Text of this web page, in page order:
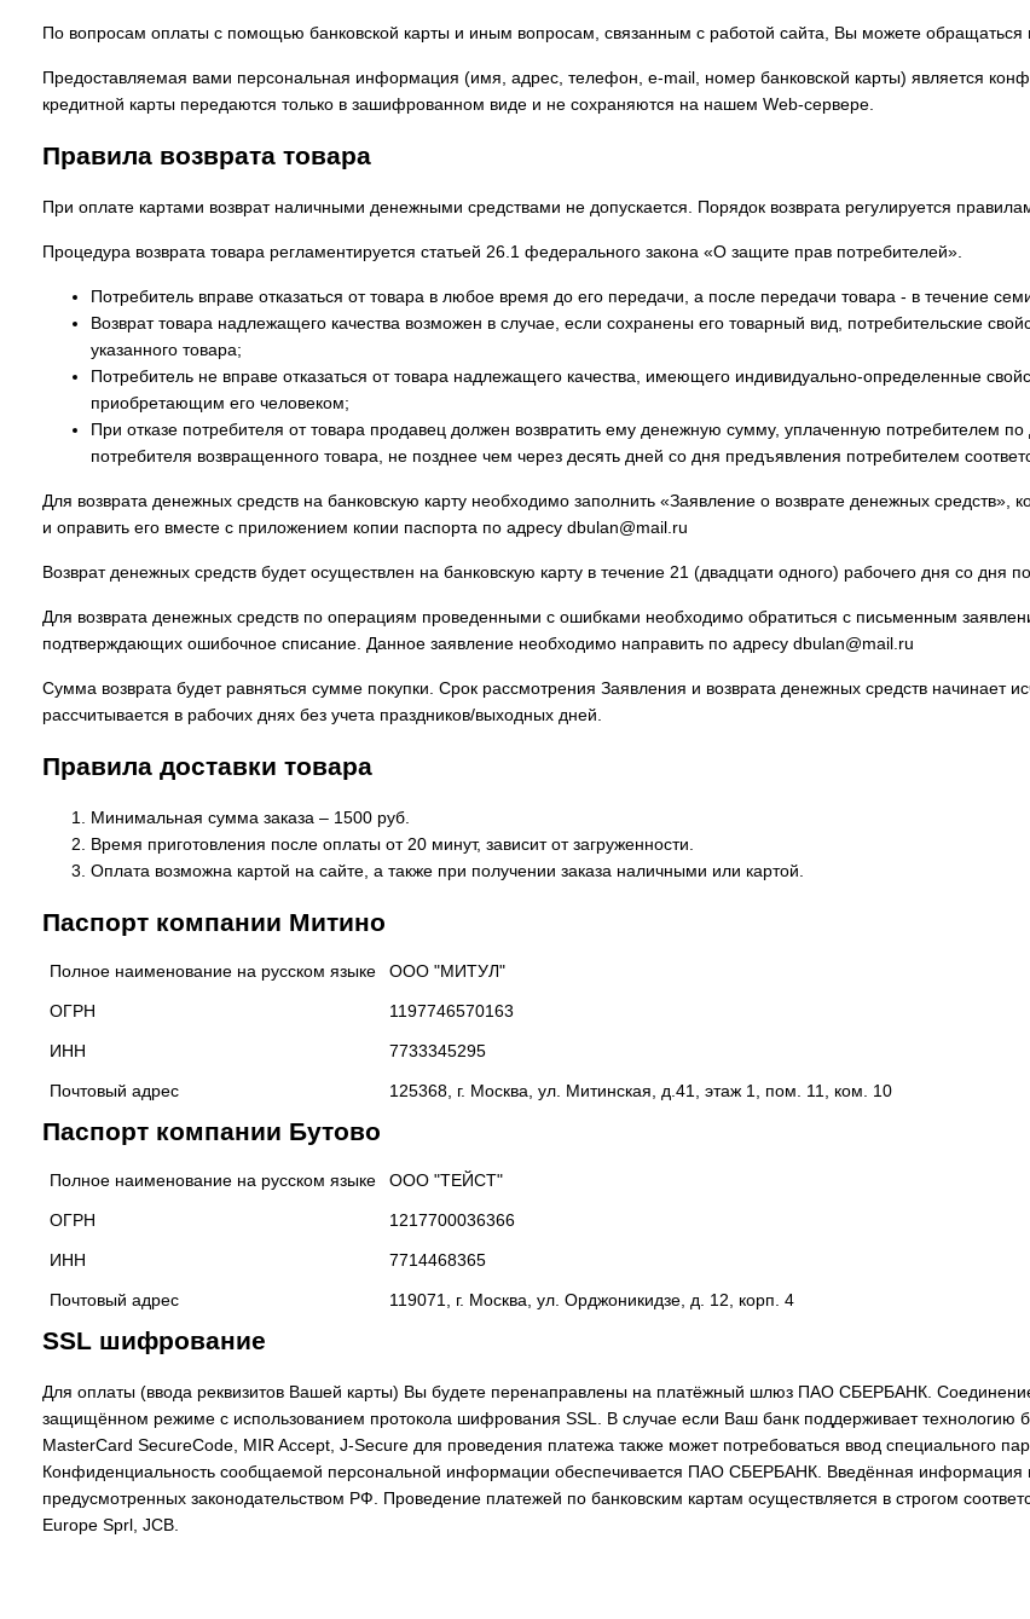
По вопросам оплаты с помощью банковской карты и иным вопросам, связанным с работой сайта, Вы можете
Предоставляемая вами персональная информация (имя, адрес, телефон, e-mail, номер банковской карты) является
кредитной карты передаются только в зашифрованном виде и не сохраняются на нашем Web-сервере.
Правила возврата товара
При оплате картами возврат наличными денежными средствами не допускается. Порядок возврата регулируется
Процедура возврата товара регламентируется статьей 26.1 федерального закона «О защите прав потребителей».
Потребитель вправе отказаться от товара в любое время до его передачи, а после передачи товара - в течение
Возврат товара надлежащего качества возможен в случае, если сохранены его товарный вид, потребительские
указанного товара;
Потребитель не вправе отказаться от товара надлежащего качества, имеющего индивидуально-определенные
приобретающим его человеком;
При отказе потребителя от товара продавец должен возвратить ему денежную сумму, уплаченную потребителем
потребителя возвращенного товара, не позднее чем через десять дней со дня предъявления потребителем
Для возврата денежных средств на банковскую карту необходимо заполнить «Заявление о возврате денежных
и оправить его вместе с приложением копии паспорта по адресу dbulan@mail.ru
Возврат денежных средств будет осуществлен на банковскую карту в течение 21 (двадцати одного) рабочего дня со
Для возврата денежных средств по операциям проведенными с ошибками необходимо обратиться с письменным
подтверждающих ошибочное списание. Данное заявление необходимо направить по адресу dbulan@mail.ru
Сумма возврата будет равняться сумме покупки. Срок рассмотрения Заявления и возврата денежных средств начинает
рассчитывается в рабочих днях без учета праздников/выходных дней.
Правила доставки товара
Минимальная сумма заказа – 1500 руб.
Время приготовления после оплаты от 20 минут, зависит от загруженности.
Оплата возможна картой на сайте, а также при получении заказа наличными или картой.
Паспорт компании Митино
Полное наименование на русском языке ООО "МИТУЛ"
ОГРН 1197746570163
ИНН 7733345295
Почтовый адрес 125368, г. Москва, ул. Митинская, д.41, этаж 1, пом. 11, ком. 10
Паспорт компании Бутово
Полное наименование на русском языке ООО "ТЕЙСТ"
ОГРН 1217700036366
ИНН 7714468365
Почтовый адрес 119071, г. Москва, ул. Орджоникидзе, д. 12, корп. 4
SSL шифрование
Для оплаты (ввода реквизитов Вашей карты) Вы будете перенаправлены на платёжный шлюз ПАО СБЕРБАНК.
защищённом режиме с использованием протокола шифрования SSL. В случае если Ваш банк поддерживает технологию
MasterCard SecureCode, MIR Accept, J-Secure для проведения платежа также может потребоваться ввод специального
Конфиденциальность сообщаемой персональной информации обеспечивается ПАО СБЕРБАНК. Введённая информация
предусмотренных законодательством РФ. Проведение платежей по банковским картам осуществляется в строгом
Europe Sprl, JCB.